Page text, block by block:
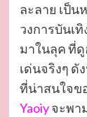
ละลาย เป็
วงการบันเ
มาในลุค ที่
เด่นจริงๆ ดั
ที่น่าสนใจข
Yaoiyจะพา